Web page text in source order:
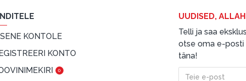
KONTOLE
KONTO
0
UUDISED,
Telli ja saa
otse oma e-posti
täna!